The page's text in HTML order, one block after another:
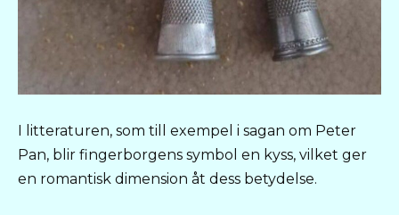
I litteraturen, som till exempel i sagan om Peter
Pan, blir fingerborgens symbol en kyss, vilket ger
en romantisk dimension åt dess betydelse.